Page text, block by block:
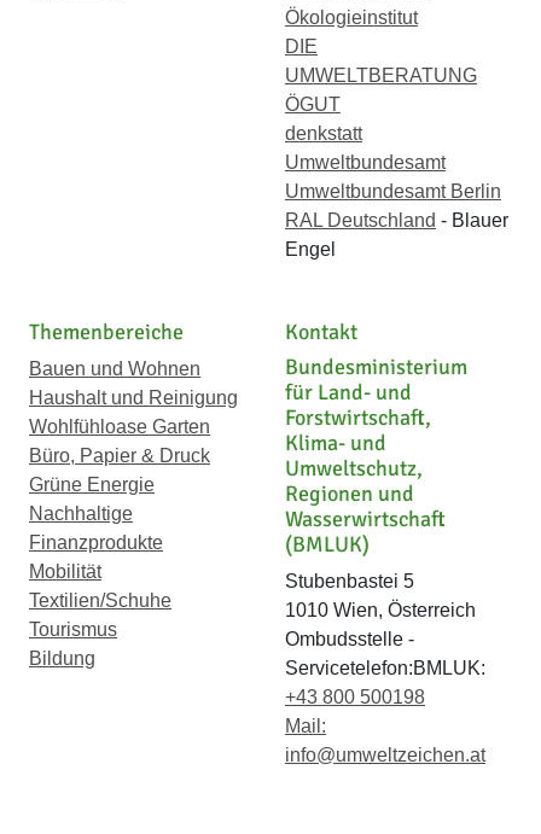
Ökologieinstitut
DIE
UMWELTBERATUNG
ÖGUT
denkstatt
Umweltbundesamt
Umweltbundesamt Berlin
RAL Deutschland - Blauer
Engel
Themenbereiche
Bauen und Wohnen
Haushalt und Reinigung
Wohlfühloase Garten
Büro, Papier & Druck
Grüne Energie
Nachhaltige
Finanzprodukte
Mobilität
Textilien/Schuhe
Tourismus
Bildung
Kontakt
Bundesministerium
für Land- und
Forstwirtschaft,
Klima- und
Umweltschutz,
Regionen und
Wasserwirtschaft
(BMLUK)
Stubenbastei 5
1010 Wien, Österreich
Ombudsstelle -
Servicetelefon:BMLUK:
+43 800 500198
Mail:
info@umweltzeichen.at